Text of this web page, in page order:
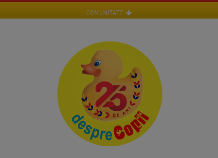
COMUNITATE